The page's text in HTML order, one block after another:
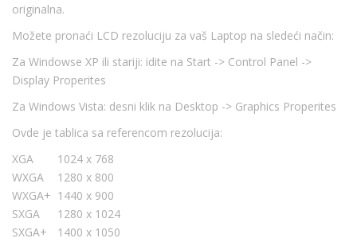
originalna.
Možete pronaći LCD rezoluciju za vaš Laptop na sledeći način:
Za Windowse XP ili stariji: idite na Start -> Control Panel ->
Display Properites
Za Windows Vista: desni klik na Desktop -> Graphics Properites
Ovde je tablica sa referencom rezolucija:
XGA
1024 x 768
WXGA
1280 x 800
WXGA+ 1440 x 900
SXGA
1280 x 1024
SXGA+
1400 x 1050